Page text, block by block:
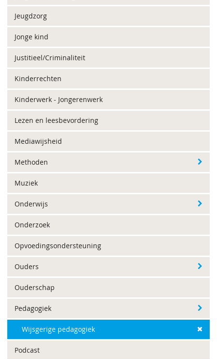
Jeugdzorg
Jonge kind
Justitieel/Criminaliteit
Kinderrechten
Kinderwerk - Jongerenwerk
Lezen en leesbevordering
Mediawijsheid
Methoden
Muziek
Onderwijs
Onderzoek
Opvoedingsondersteuning
Ouders
Ouderschap
Pedagogiek
Wijsgerige pedagogiek
Podcast